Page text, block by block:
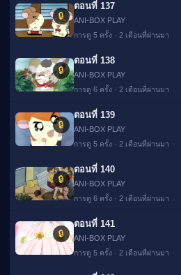
🔒
ตอนที่ 137
ANI-BOX PLAY
การดู 5 ครั้ง · 2 เดือนที่ผ่านมา
🔒
ตอนที่ 138
ANI-BOX PLAY
การดู 6 ครั้ง · 2 เดือนที่ผ่านมา
🔒
ตอนที่ 139
ANI-BOX PLAY
การดู 5 ครั้ง · 2 เดือนที่ผ่านมา
🔒
ตอนที่ 140
ANI-BOX PLAY
การดู 6 ครั้ง · 2 เดือนที่ผ่านมา
🔒
ตอนที่ 141
ANI-BOX PLAY
การดู 5 ครั้ง · 2 เดือนที่ผ่านมา